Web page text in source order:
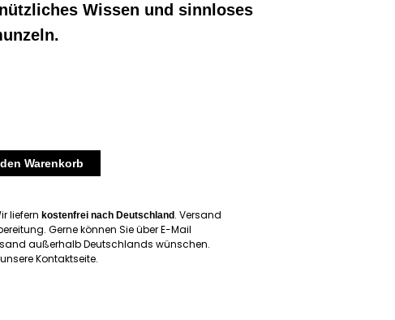
Wissen und sinnloses
Warenkorb
liefern kostenfrei nach Deutschland. Versand
Gerne können Sie über E-Mail
außerhalb Deutschlands wünschen.
Kontaktseite.